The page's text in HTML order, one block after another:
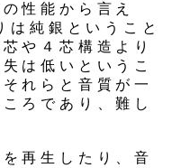
性能から言え
純銀ということ
や４芯構造より
は低いというこ
れらと音質が一
ろであり、難し
再生したり、音